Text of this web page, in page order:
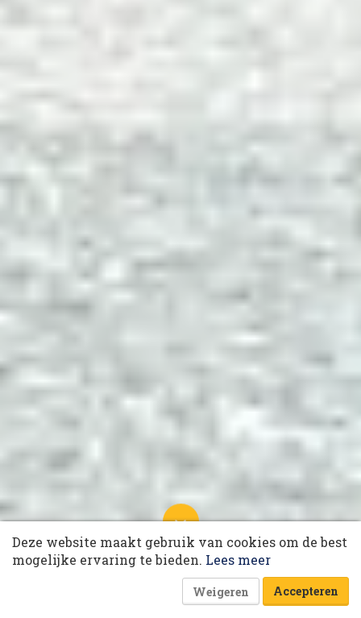
7 september 2023 om 04:50
10 minuten
Peter van Heerde en Olaf Zwijnenburg,
Puma, daar zit muziek in
Deze website maakt gebruik van cookies om de best
mogelijke ervaring te bieden. Lees meer
Weigeren Accepteren
Korting op events